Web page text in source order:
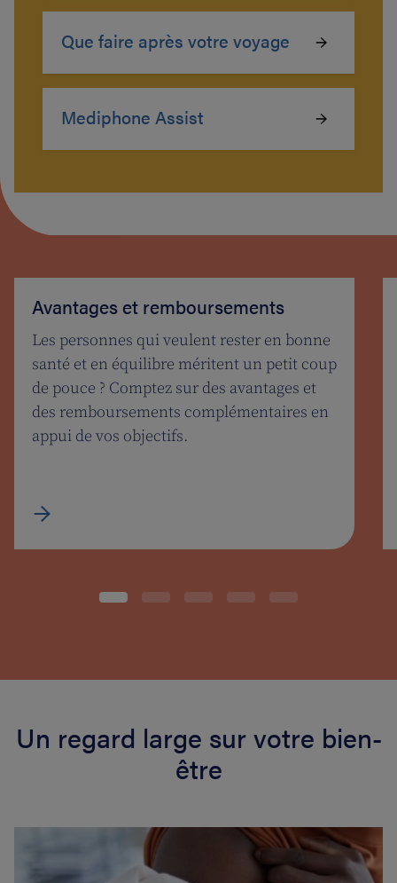
Que faire après votre voyage
Mediphone Assist
Avantages et remboursements
Les personnes qui veulent rester en bonne
santé et en équilibre méritent un petit coup
de pouce ? Comptez sur des avantages et
des remboursements complémentaires en
appui de vos objectifs.
Un regard large sur votre bien-
être